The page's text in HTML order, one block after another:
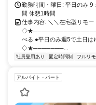
勤務時間・曜日: 平日のみ
間 休憩1時間
仕事内容: ＼＼在宅型リモー
べる ●平日のみ週5で土日
◇★───────...
社員登用あり 固定時間制 フルリ
アルバイト・パート